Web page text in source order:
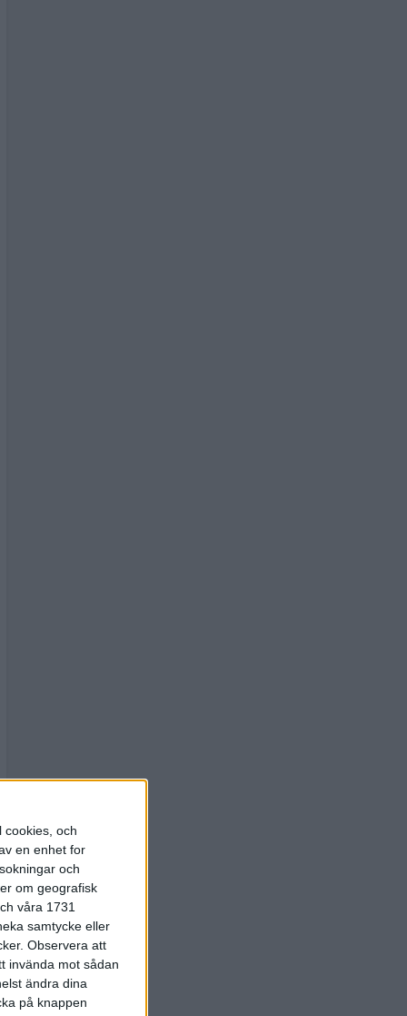
cookies, och
en enhet for
och
om geografisk
våra 1731
samtycke eller
Observera att
invända mot sådan
ändra dina
på knappen